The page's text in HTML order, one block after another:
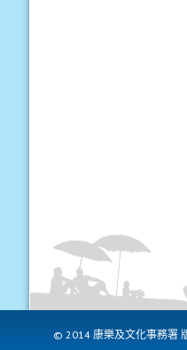
© 2014 康樂及文化事務署